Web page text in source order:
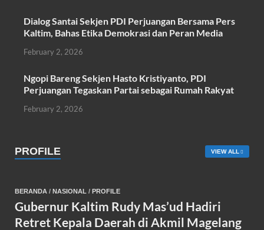
Dialog Santai Sekjen PDI Perjuangan Bersama Pers
Kaltim, Bahas Etika Demokrasi dan Peran Media
February 2, 2026
Ngopi Bareng Sekjen Hasto Kristiyanto, PDI
Perjuangan Tegaskan Partai sebagai Rumah Rakyat
February 2, 2026
PROFILE VIEW ALL
BERANDA / NASIONAL / PROFILE
Gubernur Kaltim Rudy Mas’ud Hadiri
Retret Kepala Daerah di Akmil Magelang